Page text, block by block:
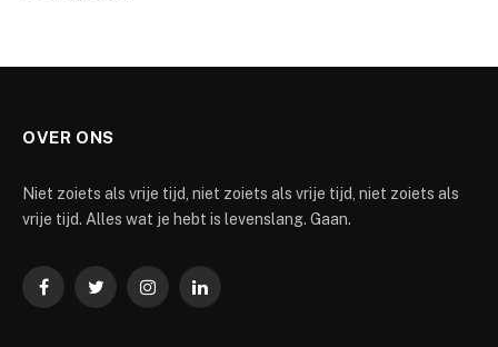
OVER ONS
Niet zoiets als vrije tijd, niet zoiets als vrije tijd, niet zoiets als
vrije tijd. Alles wat je hebt is levenslang. Gaan.
FacebookTwitterInstagramLinkedIn